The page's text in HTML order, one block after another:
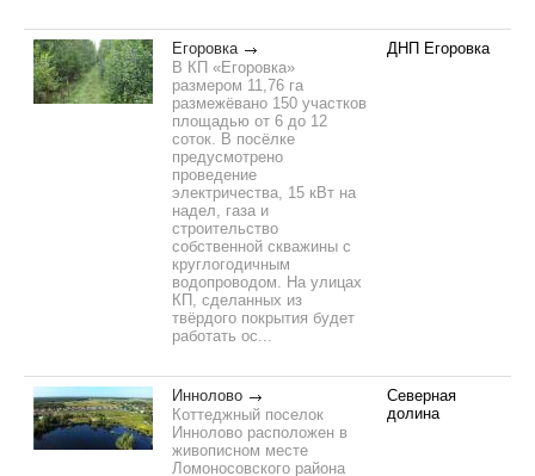
Егоровка
В КП «Егоровка»
размером 11,76 га
размежёвано 150 участков
площадью от 6 до 12
соток. В посёлке
предусмотрено
проведение
электричества, 15 кВт на
надел, газа и
строительство
собственной скважины с
круглогодичным
водопроводом. На улицах
КП, сделанных из
твёрдого покрытия будет
работать ос...
ДНП Егоровка
Иннолово
Коттеджный поселок
Иннолово расположен в
живописном месте
Ломоносовского района
Северная
долина